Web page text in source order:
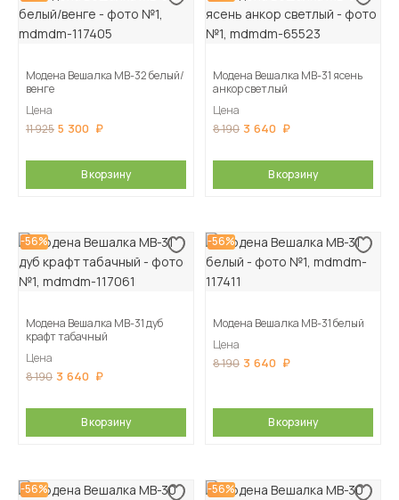
Модена Вешалка МВ-32 белый/
венге
Цена
11 925 5 300
В корзину
Модена Вешалка МВ-31 ясень
анкор светлый
Цена
8 190 3 640
В корзину
-56%
Модена Вешалка МВ-31 дуб
крафт табачный
Цена
8 190 3 640
В корзину
-56%
Модена Вешалка МВ-31 белый
Цена
8 190 3 640
В корзину
-56% -56%